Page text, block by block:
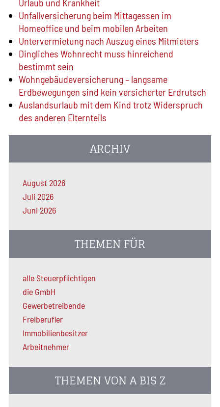
Urlaub und Krankheit
Unfallversicherung beim Mittagessen im
Homeoffice und beim mobilen Arbeiten
Untervermietung nach Auszug eines Mitmieters
Dingliches Wohnrecht muss hinreichend
bestimmt sein
Wohngebäude­versicherung – langsame
Erdbewegungen sind kein versicherter Erdrutsch
Auslandsurlaub mit dem Kind trotz Widerspruch
des anderen Elternteils
ARCHIV
August 2026
Juli 2026
Juni 2026
THEMEN FÜR
alle Steuerpflichtigen
die GmbH
Gewerbetreibende
Freiberufler
Immobilienbesitzer
Arbeitnehmer
THEMEN VON A BIS Z